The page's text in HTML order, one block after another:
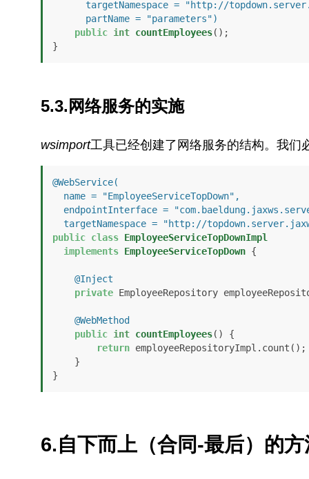
      partName = "parameters")
public int countEmployees() ;
}
5.3. 网络服务的实施
wsimport工具已经创建了网络服务的结构。我们
@WebService(
targetNamespace = "http://
public class EmployeeServiceTopDownImpl
implements EmployeeServiceTopDown {
@Inject
private EmployeeRepository
@WebMethod
public int countEmployees()
{
return employeeRepositoryImpl.count();
}
6.自下而上（合同-最后）的方